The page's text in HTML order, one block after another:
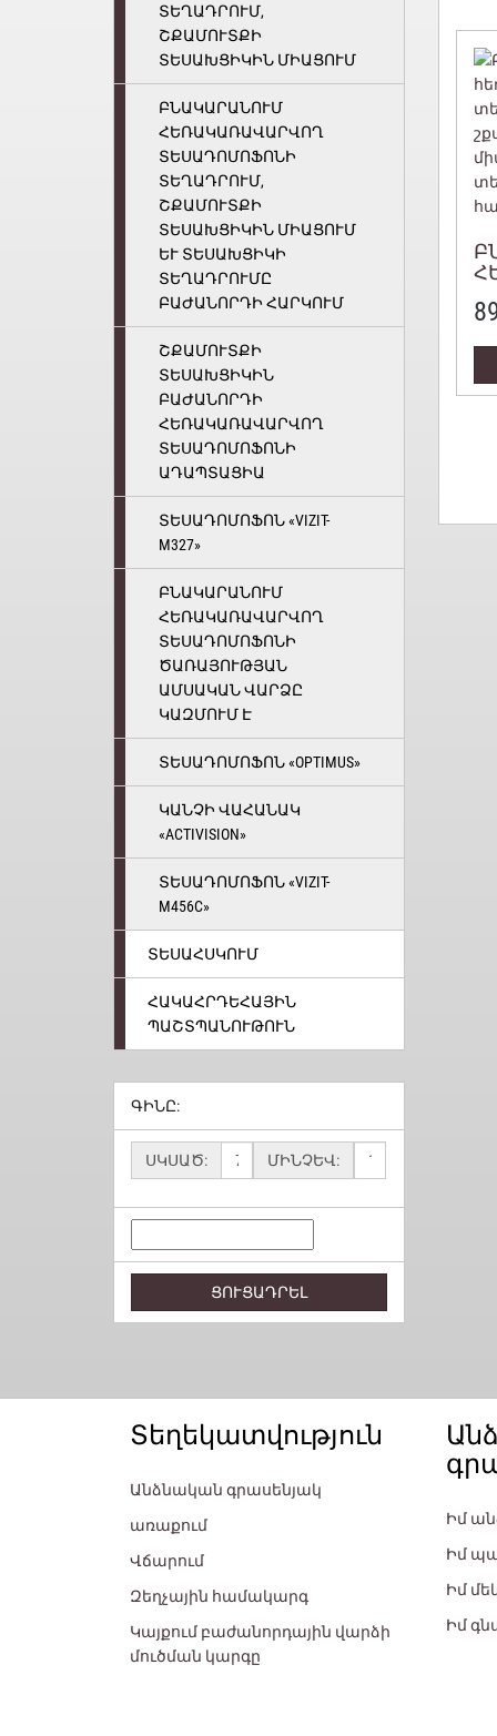
ՏԵՂԱԴՐՈՒՄ,
ՇՔԱՄՈՒՏՔԻ
ՏԵՍԱԽՑԻԿԻՆ ՄԻԱՑՈՒՄ
ԲՆԱԿԱՐԱՆՈՒՄ
ՀԵՌԱԿԱՌԱՎԱՐՎՈՂ
ՏԵՍԱԴՈՄՈՖՈՆԻ
ՏԵՂԱԴՐՈՒՄ,
ՇՔԱՄՈՒՏՔԻ
ՏԵՍԱԽՑԻԿԻՆ ՄԻԱՑՈՒՄ
ԵՒ ՏԵՍԱԽՑԻԿԻ Տ
ԵՂԱԴՐՈՒՄԸ Բ
ԱԺԱՆՈՐԴԻ ՀԱՐԿՈՒՄ
ՇՔԱՄՈՒՏՔԻ
ՏԵՍԱԽՑԻԿԻՆ
ԲԱԺԱՆՈՐԴԻ
ՀԵՌԱԿԱՌԱՎԱՐՎՈՂ
ՏԵՍԱԴՈՄՈՖՈՆԻ
ԱԴԱՊՏԱՑԻԱ
ՏԵՍԱԴՈՄՈՖՈՆ «VIZIT-
M327»
ԲՆԱԿԱՐԱՆՈՒՄ
ՀԵՌԱԿԱՌԱՎԱՐՎՈՂ
ՏԵՍԱԴՈՄՈՖՈՆԻ
ԾԱՌԱՅՈՒԹՅԱՆ
ԱՄՍԱԿԱՆ ՎԱՐՁԸ
ԿԱԶՄՈՒՄ Է
ՏԵՍԱԴՈՄՈՖՈՆ «OPTIMUS»
ԿԱՆՉԻ ՎԱՀԱՆԱԿ
«ACTIVISION»
ՏԵՍԱԴՈՄՈՖՈՆ «VIZIT-
M456C»
ՏԵՍԱՀՍԿՈՒՄ
ՀԱԿԱՀՐԴԵՀԱՅԻՆ
ՊԱՇՏՊԱՆՈՒԹՈՒՆ
ԳԻՆԸ:
ՍԿՍԱԾ: ՄԻՆՉԵՎ:
ՑՈՒՑԱԴՐԵԼ
Տեղեկատվություն
Անձնական գրասենյակ
առաքում
Վճարում
Զեղչային համակարգ
Կայքում բաժանորդային վարձի
մուծման կարգը
Իմ
Իմ
Իմ
Իմ